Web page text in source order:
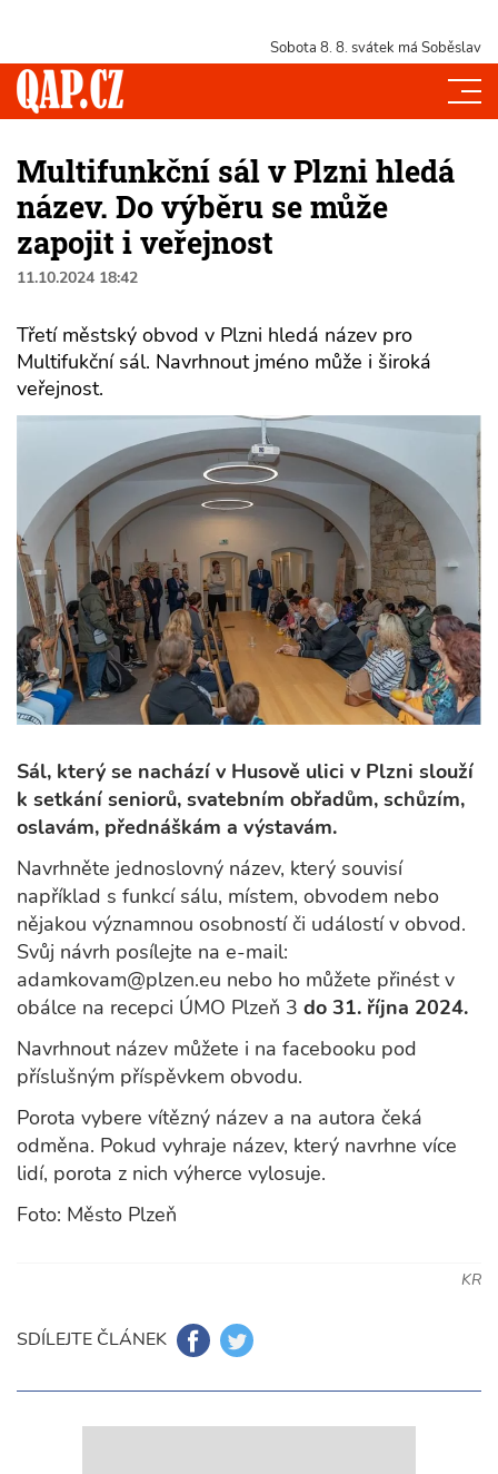
Sobota 8. 8. svátek má Soběslav
Multifunkční sál v Plzni hledá
název. Do výběru se může
zapojit i veřejnost
11.10.2024 18:42
Třetí městský obvod v Plzni hledá název pro
Multifukční sál. Navrhnout jméno může i široká
veřejnost.
Sál, který se nachází v Husově ulici v Plzni slouží
k setkání seniorů, svatebním obřadům, schůzím,
oslavám, přednáškám a výstavám.
Navrhněte jednoslovný název, který souvisí
například s funkcí sálu, místem, obvodem nebo
nějakou významnou osobností či událostí v obvod.
Svůj návrh posílejte na e-mail:
adamkovam@plzen.eu nebo ho můžete přinést v
obálce na recepci ÚMO Plzeň 3 do 31. října 2024.
Navrhnout název můžete i na facebooku pod
příslušným příspěvkem obvodu.
Porota vybere vítězný název a na autora čeká
odměna. Pokud vyhraje název, který navrhne více
lidí, porota z nich výherce vylosuje.
Foto: Město Plzeň
KR
SDÍLEJTE ČLÁNEK